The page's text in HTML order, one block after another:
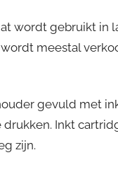
wordt gebruikt in
meestal
gevuld met
Inkt
zijn.